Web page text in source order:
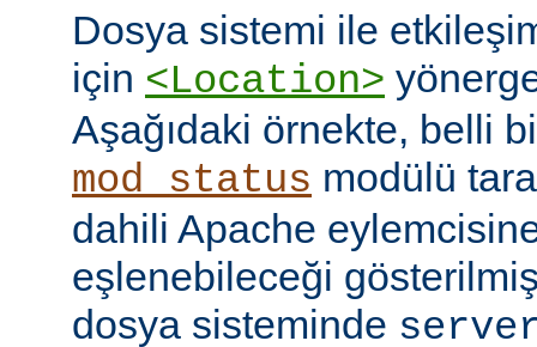
Dosya sistemi ile
için <Location>
Aşağıdaki örnekte, belli
mod_status modülü
dahili Apache
eşlenebileceği
dosya sisteminde